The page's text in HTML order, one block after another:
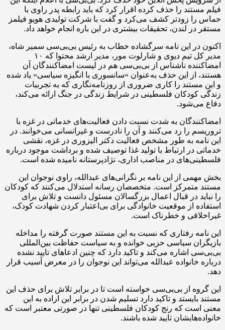
فیلم مستند را حذف کرده اقرار کرد که باید رابطه پدر راوی با
حماس را زودتر کشف می‌کرد و گفت با شرکت تولیدی هویو فیلمز
مستقر در لندن، تحقیقات بیشتری در این باره انجام خواهد داد.
اکنون در این نامه سرگشاده خطاب به رئیس بی‌بی‌سی سمیر شاه،
مدیر کل تیم دیوی و شارلوت مور، مدیر ارشد محتوا که ۱۰
امضاکننده ناشناس از بی‌بی‌سی هم در لیست امضاکنندگان آن
هستند، از این حذف به‌عنوان «سانسوری با انگیزه سیاسی» یاد شده
و این مستند را کاری ضروری از روزنامه‌نگاری که به تجربیات
زندگی کودکان فلسطینی در شرایط زندگی در جنگ ارائه می‌کند،
دفاع می‌شود.
امضاکنندگان به شدت نسبت دادن فعالیت‌های خدماتی در غزه با
تروریسم را رد می‌کنند و آن را نادرست و غیرانسانی می‌خوانند. در
این نامه به طور مشخص فعالیت دکتر الیزوری در غزه، نقشی
خدماتی در ارتباط با تولید غذا توصیف شده و برداشت موجود درباره
فلسطینی‌های در مناصب اداری، نژادپرستانه نامیده شده است.
بخش مهمی از این نامه بر نگرانی‌های عبدالله، راوی نوجوان این
مستند متمرکز است. متخصصان رسانه استدلال می‌کنند که کودکان
را نباید در قبال اعمال بزرگسالان مسئول دانست و تلاش برای
استفاده از موقعیت خانوادگی برای بی‌اعتبار کردن شهادت کودک،
غیراخلاقی و خطرناک است.
این نامه رفتاری که نسبت به این مستند صورت گرفته را مداخله
بازیگران سیاسی حزبی خوانده و به سیاست حفاظت بین‌المللی
بی‌بی‌سی اشاره می‌کند و تاکید دارد که چنین ادعاهای تایید نشده
درباره خانواده عبدالله می‌تواند این نوجوان را در معرض آسیب قرار
دهد.
این گروه از بی‌بی‌سی خواسته است تا در برابر تلاش برای حذف این
مستند بایستد و تاکید دارد تسلیم شدن در برابر این اراده به این
معنی است که رنج کودکان فلسطینی تنها در صورتی معتبر است که
خانواده‌هایشان تایید شده باشند.